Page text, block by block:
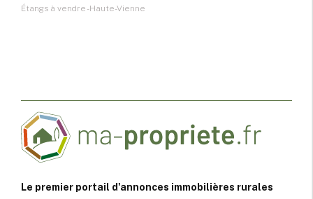
Étangs à vendre - Haute-Vienne
Le premier portail d'annonces immobilières rurales